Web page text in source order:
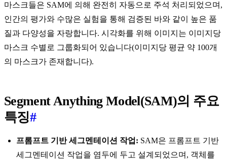
마스크들은 SAM에 의해 완전히 자동으로 주석 처리되었으며,
인간의 평가와 수많은 실험을 통해 검증된 바와 같이 높은 품
질과 다양성을 자랑합니다. 시각화를 위해 이미지는 이미지당
마스크 수별로 그룹화되어 있습니다(이미지당 평균 약 100개
의 마스크가 존재합니다).
Segment Anything Model(SAM)의 주요
특징#
프롬프트 기반 세그멘테이션 작업: SAM은 프롬프트 기반
세그멘테이션 작업을 염두에 두고 설계되었으며, 객체를